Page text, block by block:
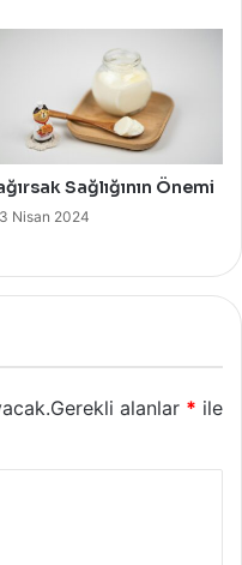
Sağlığının Önemi
3 Nisan 2024
Gerekli alanlar * ile